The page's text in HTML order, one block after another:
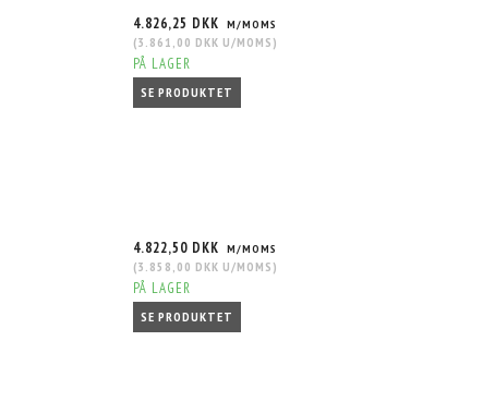
4.826,25 DKK M/MOMS
(3.861,00 DKK U/MOMS )
PÅ LAGER
SE PRODUKTET
4.822,50 DKK M/MOMS
(3.858,00 DKK U/MOMS )
PÅ LAGER
SE PRODUKTET